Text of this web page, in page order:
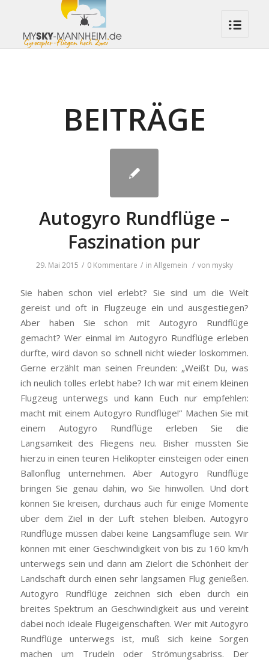
BEITRÄGE
Autogyro Rundflüge –
Faszination pur
29. Mai 2015 / 0 Kommentare / in Allgemein / von mysky
Sie haben schon viel erlebt? Sie sind um die Welt
gereist und oft in Flugzeuge ein und ausgestiegen?
Aber haben Sie schon mit Autogyro Rundflüge
gemacht? Wer einmal im Autogyro Rundflüge erleben
durfte, wird davon so schnell nicht wieder loskommen.
Gerne erzählt man seinen Freunden: „Weißt Du, was
ich neulich tolles erlebt habe? Ich war mit einem kleinen
Flugzeug unterwegs und kann Euch nur empfehlen:
macht mit einem Autogyro Rundflüge!“ Machen Sie mit
einem Autogyro Rundflüge erleben Sie die
Langsamkeit des Fliegens neu. Bisher mussten Sie
hierzu in einen teuren Helikopter einsteigen oder einen
Ballonflug unternehmen. Aber Autogyro Rundflüge
bringen Sie genau dahin, wo Sie hinwollen. Und dort
können Sie kreisen, durchaus auch für einige Momente
über dem Ziel in der Luft stehen bleiben. Autogyro
Rundflüge müssen dabei keine Langsamflüge sein. Wir
können mit einer Geschwindigkeit von bis zu 160 km/h
unterwegs sein und dann am Zielort die Schönheit der
Landschaft durch einen sehr langsamen Flug genießen.
Autogyro Rundflüge zeichnen sich eben durch ein
breites Spektrum an Geschwindigkeit aus und vereint
dabei noch ideale Flugeigenschaften. Wer mit Autogyro
Rundflüge unterwegs ist, muß sich keine Sorgen
machen um Trudeln oder Strömungsabriss. Der